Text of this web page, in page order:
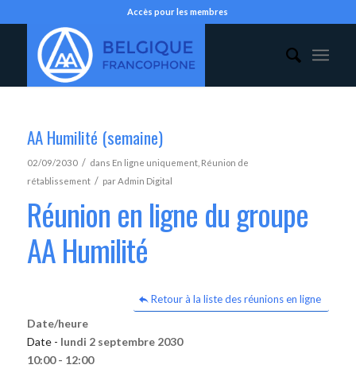
Accès pour les membres
AA Humilité (semaine)
02/09/2030 / dans En ligne uniquement, Réunion de
rétablissement / parAdmin Digital
Réunion en ligne du groupe
AA Humilité
Retour à la liste des réunions en ligne
Date/heure
Date - lundi 2 septembre 2030
10:00 - 12:00